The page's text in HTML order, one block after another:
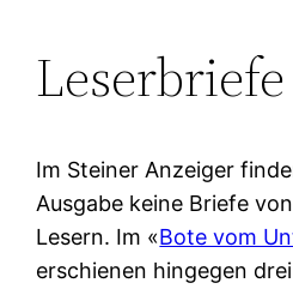
Leserbriefe
Im Steiner Anzeiger
Ausgabe keine Briefe
Lesern. Im «Bote vom
erschienen hingegen